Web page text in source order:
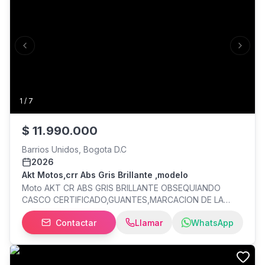
1 / 7
Previous slide Next
$ 11.990.000
Barrios Unidos, Bogota D.C
2026
Akt Motos,crr Abs Gris Brillante ,modelo
Moto AKT CR ABS GRIS BRILLANTE OBSEQUIANDO
CASCO CERTIFICADO,GUANTES,MARCACION DE LA
MOTO adicional los papales somos los mas económicos
en tramites de motos ;también con DESCUENTO de
400.000 de contado u tarjetas pero si es financiado con
PROGRESER DESCUENTO de MAS , Hasta 30 DE ABRIL
del . nuestros datos son:para mayor información: nuestro
Contactar Llamar WhatsApp